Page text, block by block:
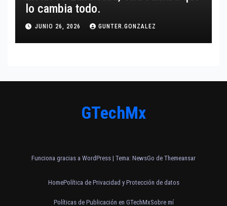
lo cambia todo.
JUNIO 26, 2026 GUNTER.GONZALEZ
GTechMx
Funciona gracias a WordPress | Tema: NewsGo de Themeansar
HomePolítica de Privacidad y Protección de datos
Políticas de Publicación en GTechMxSobre mí